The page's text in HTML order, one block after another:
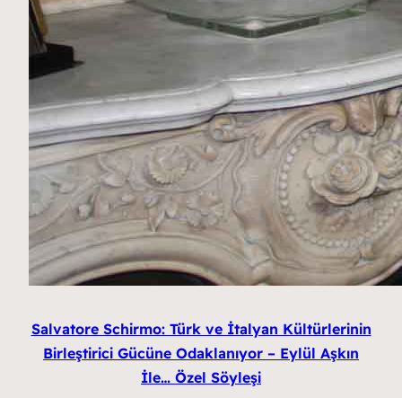
Salvatore Schirmo: Türk ve İtalyan Kültürlerinin
Birleştirici Gücüne Odaklanıyor – Eylül Aşkın
İle… Özel Söyleşi